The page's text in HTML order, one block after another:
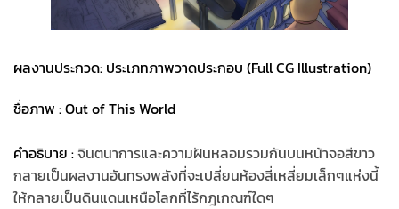
ผลงานประกวด: ประเภทภาพวาดประกอบ (Full CG Illustration)
ชื่อภาพ : Out of This World
คำอธิบาย :จินตนาการและความฝันหลอมรวมกันบนหน้าจอสีขาว
กลายเป็นผลงานอันทรงพลังที่จะเปลี่ยนห้องสี่เหลี่ยมเล็กๆแห่งนี้
ให้กลายเป็นดินแดนเหนือโลกที่ไร้กฎเกณฑ์ใดๆ